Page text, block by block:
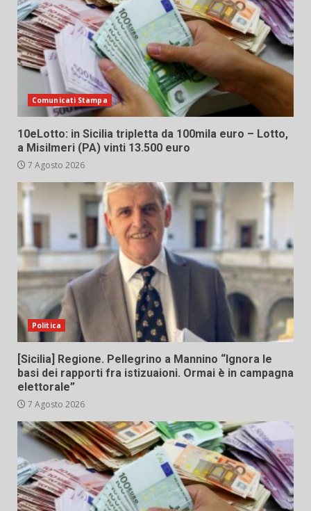
Comunicati Stampa
10eLotto: in Sicilia tripletta da 100mila euro – Lotto,
a Misilmeri (PA) vinti 13.500 euro
7 Agosto 2026
Politica
[Sicilia] Regione. Pellegrino a Mannino “Ignora le
basi dei rapporti fra istizuaioni. Ormai è in campagna
elettorale”
7 Agosto 2026